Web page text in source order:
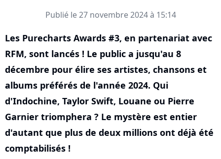
Publié le 27 novembre 2024 à 15:14
Les Purecharts Awards #3, en partenariat avec
RFM, sont lancés ! Le public a jusqu'au 8
décembre pour élire ses artistes, chansons et
albums préférés de l'année 2024. Qui
d'Indochine, Taylor Swift, Louane ou Pierre
Garnier triomphera ? Le mystère est entier
d'autant que plus de deux millions ont déjà été
comptabilisés !